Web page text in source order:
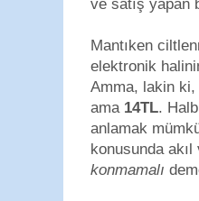
ve satış yapan
Mantıken
elektronik
Amma, lakin ki,
ama 14TL.
anlamak
konusunda
konmamalı